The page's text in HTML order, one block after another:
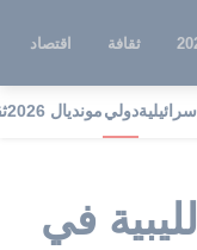
ثقافة اقتصاد
دوليمونديال 2026
في